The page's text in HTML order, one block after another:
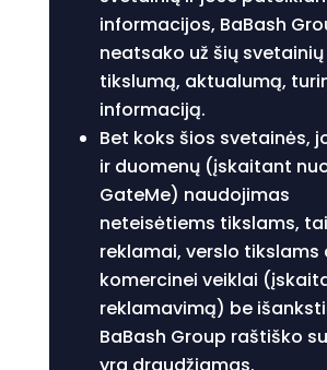
informacijos, BaBash
neatsako už šių svetainių
tikslumą, aktualumą,
informaciją.
Bet koks šios svetainės,
ir duomenų (įskaitant
GateMe) naudojimas
neteisėtiems tikslams,
reklamai, verslo tikslams
komercinei veiklai
reklamavimą) be
BaBash Group raštiško